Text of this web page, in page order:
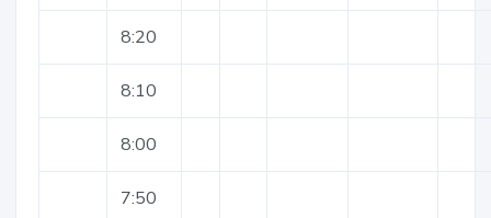
8:20
8:10
8:00
7:50